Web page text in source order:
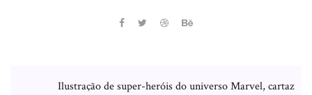
Ilustração de super-heróis do universo Marvel, cartaz